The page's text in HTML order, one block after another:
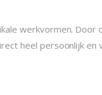
werkvormen. Door
heel persoonlijk